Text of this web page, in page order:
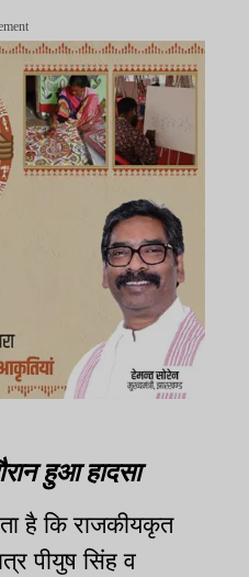
हुआ हादसा
है कि राजकीयकृत
पीयुष सिंह व